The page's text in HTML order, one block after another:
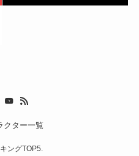
クター一覧
ングTOP5.